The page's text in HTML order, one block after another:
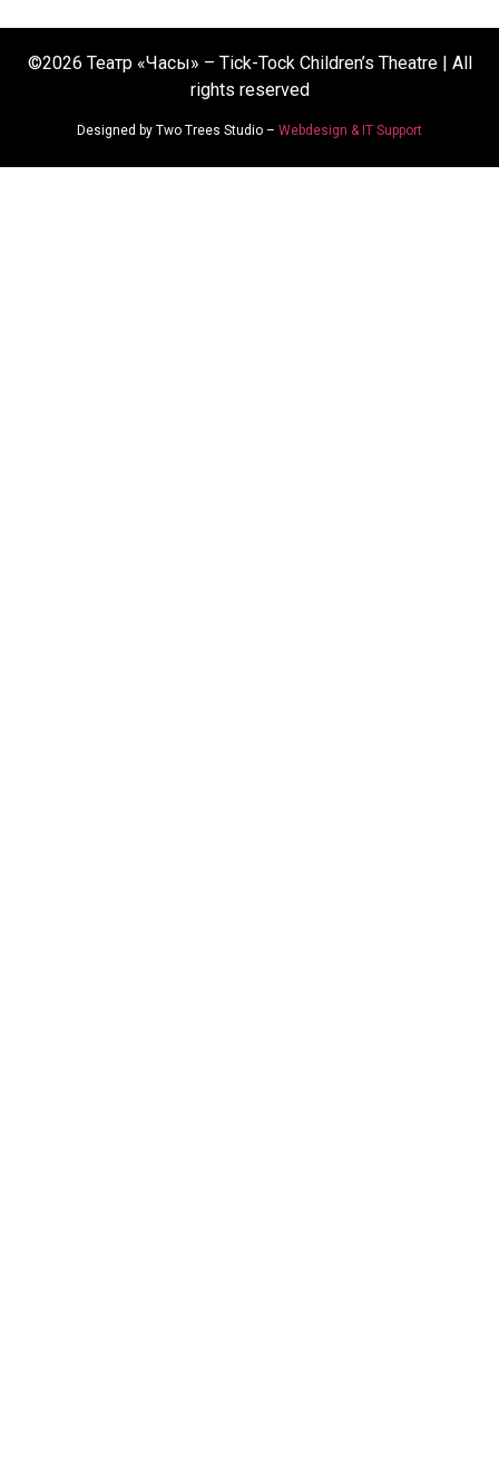
©2026 Театр «Часы» – Tick-Tock Children’s Theatre | All
rights reserved
Designed by Two Trees Studio – Webdesign & IT Support